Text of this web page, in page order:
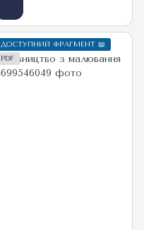
ДОСТУПНИЙ ФРАГМЕНТ 📖
PDF